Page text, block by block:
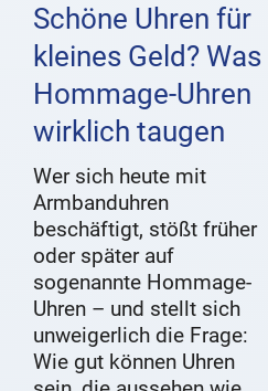
Schöne Uhren für
kleines Geld? Was
Hommage-Uhren
wirklich taugen
Wer sich heute mit
Armbanduhren
beschäftigt, stößt früher
oder später auf
sogenannte Hommage-
Uhren – und stellt sich
unweigerlich die Frage:
Wie gut können Uhren